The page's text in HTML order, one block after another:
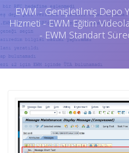
EWM - Genişletilmiş Depo
Hizmeti - EWM Eğitim
- EWM Standart